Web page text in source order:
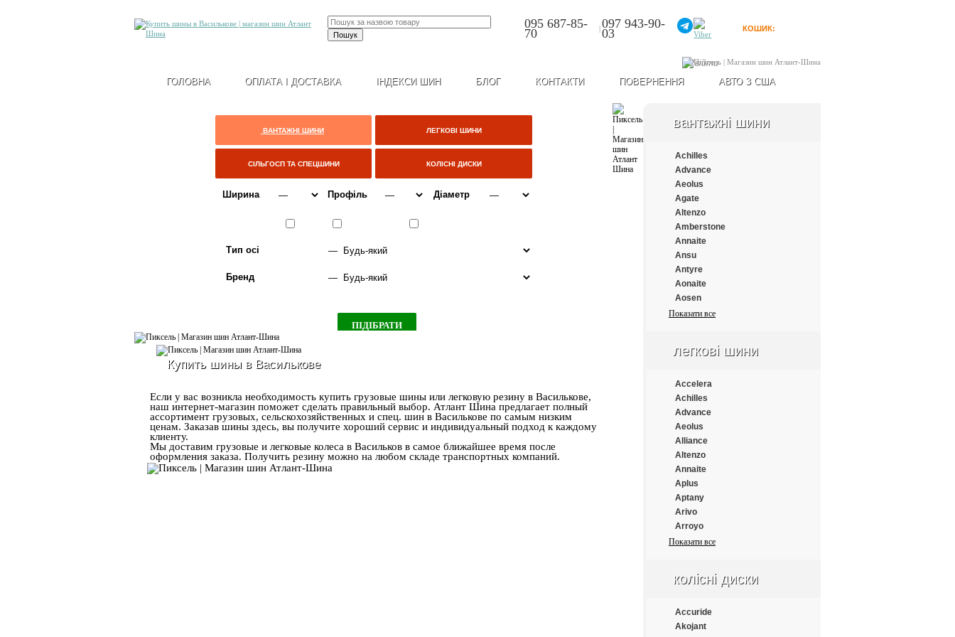
095 687-85-
70 |097 943-90-
03 КОШИК:
Увійти
ГОЛОВНА ОПЛАТА І ДОСТАВКА ІНДЕКСИ ШИН БЛОГ КОНТАКТИ ПОВЕРНЕННЯ АВТО З США
ВАНТАЖНІ ШИНИ ЛЕГКОВІ ШИНИ
СІЛЬГОСП ТА СПЕЦШИНИ КОЛІСНІ ДИСКИ
Ширина Профіль Діаметр
Тип осі
Бренд
Купить шины в Василькове
Если у вас возникла необходимость купить грузовые шины или легковую резину в Василькове,
наш интернет-магазин поможет сделать правильный выбор. Атлант Шина предлагает полный
ассортимент грузовых, сельскохозяйственных и спец. шин в Василькове по самым низким
ценам. Заказав шины здесь, вы получите хороший сервис и индивидуальный подход к каждому
клиенту.
Мы доставим грузовые и легковые колеса в Васильков в самое ближайшее время после
оформления заказа. Получить резину можно на любом складе транспортных компаний.
вантажні шини
Achilles
Advance
Aeolus
Agate
Altenzo
Amberstone
Annaite
Ansu
Antyre
Aonaite
Aosen
Aplus
Armforce
Atlander
Aufine
Austone
Autogrip
Barum
Benton
Bestrich
BFGoodrich
Blacklion
Bontyre
Boto
Bridgestone
Changfeng
Compasal
Constancy
Показати все
легкові шини
Accelera
Achilles
Advance
Aeolus
Alliance
Altenzo
Annaite
Aplus
Aptany
Arivo
Arroyo
Atlander
Austone
Bars
Barum
Показати все
колісні диски
Accuride
Akojant